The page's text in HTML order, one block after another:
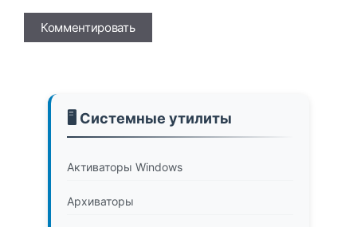
Имя
🖥️ Системные утилиты
Активаторы Windows
Архиваторы